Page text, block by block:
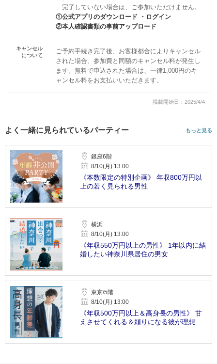
完了していない場合は、ご参加いただけません。
①公式アプリのダウンロード ・ログイン
②本人確認書類の事前アップロード
キャンセル
について
ご予約手続き完了後、お客様都合によりキャンセル
された場合、参加費と同額のキャンセル料が発生し
ます。無料で申込された場合は、一律1,000円のキ
ャンセル料をお支払いいただきます。
掲載開始日：2025/4/4
よく一緒に見られているパーティー もっと見る
銀座6階
8/10(月) 13:00
《本数限定の特別企画》 年収800万円以
上の若く見られる男性
横浜
8/10(月) 13:00
《年収550万円以上の男性》 1年以内に結
婚したい神奈川県居住の男女
東京/5階
8/10(月) 13:00
《年収500万円以上＆高身長の男性》 甘
えさせてくれる＆頼りになる彼が理想